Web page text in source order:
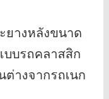
ยางหลังขนาด
บรถคลาสสิก
างจากรถเนก